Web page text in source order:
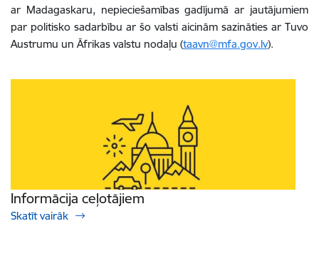
ar Madagaskaru, nepieciešamības gadījumā ar jautājumiem
par politisko sadarbību ar šo valsti aicinām sazināties ar Tuvo
Austrumu un Āfrikas valstu nodaļu (taavn@mfa.gov.lv).
Informācija ceļotājiem
Skatīt vairāk